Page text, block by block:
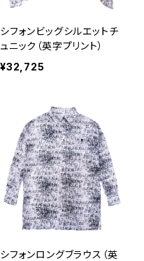
シフォンビッグシルエットチ
ュニック（英字プリント）
¥32,725
シフォンロングブラウス（英